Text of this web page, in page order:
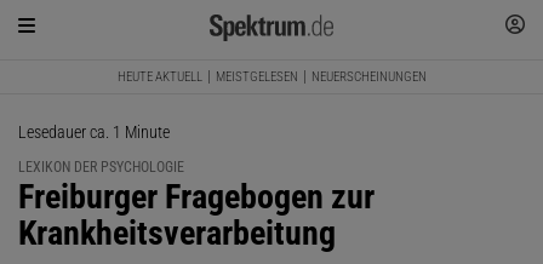
HEUTE AKTUELL MEISTGELESEN NEUERSCHEINUNGEN
Lesedauer ca. 1 Minute
LEXIKON DER PSYCHOLOGIE
:
Freiburger Fragebogen zur
Krankheitsverarbeitung